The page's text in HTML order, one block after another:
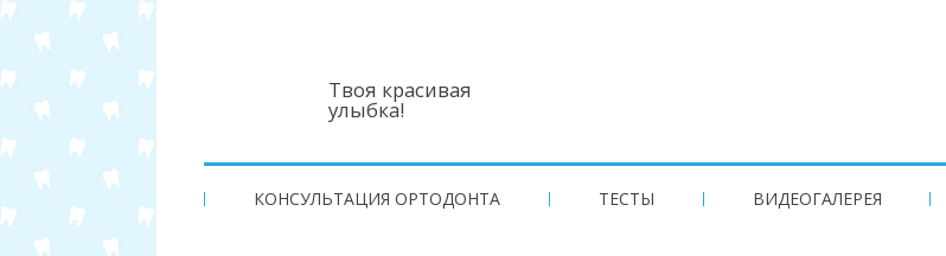
Твоя красивая
улыбка!
КОНСУЛЬТАЦИЯ ОРТОДОНТА ТЕСТЫ ВИДЕОГАЛЕРЕЯ